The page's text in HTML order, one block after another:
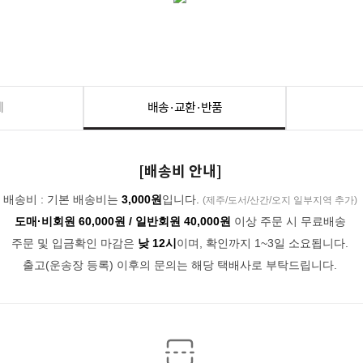
배송·교환·반품
[배송비 안내]
배송비 : 기본 배송비는 3,000원 입니다. (제주/도서/산간/오지 일부지역 추가)
도매·비회원 60,000원 / 일반회원 40,000원 이상 주문 시 무료배송
주문 및 입금확인 마감은 낮 12시 이며, 확인까지 1~3일 소요됩니다.
출고(운송장 등록) 이후의 문의는 해당 택배사로 부탁드립니다.